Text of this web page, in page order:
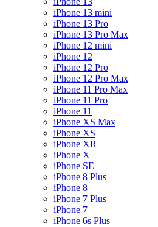
iPhone 13 mini
iPhone 13 Pro
iPhone 13 Pro Max
iPhone 12 mini
iPhone 12
iPhone 12 Pro
iPhone 12 Pro Max
iPhone 11 Pro Max
iPhone 11 Pro
iPhone 11
iPhone XS Max
iPhone XS
iPhone XR
iPhone X
iPhone SE
iPhone 8 Plus
iPhone 8
iPhone 7 Plus
iPhone 7
iPhone 6s Plus